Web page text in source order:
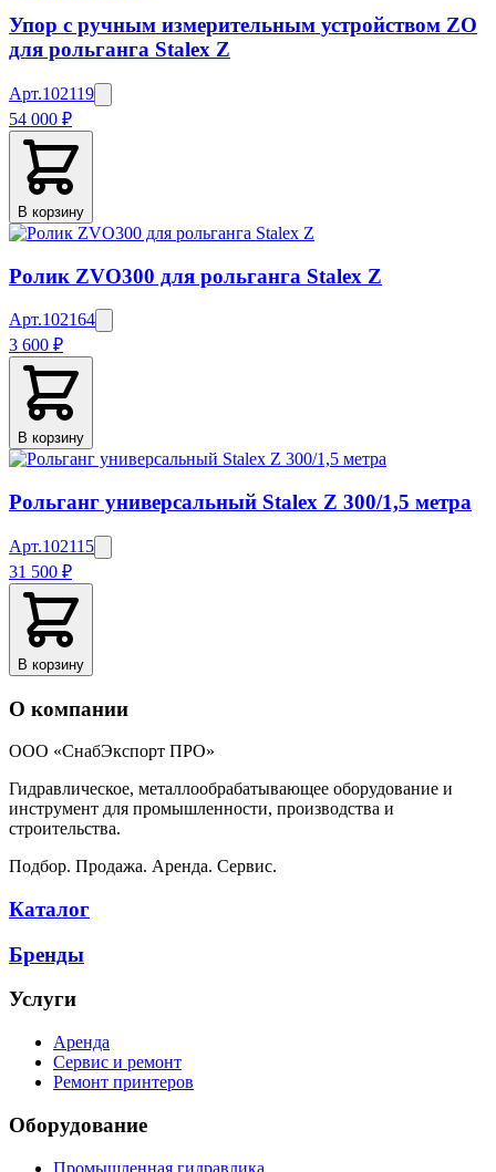
Упор с ручным измерительным устройством ZO
для рольганга Stalex Z
Арт.102119
54 000 ₽
В корзину
Ролик ZVO300 для рольганга Stalex Z
Арт.102164
3 600 ₽
В корзину
Рольганг универсальный Stalex Z 300/1,5 метра
Арт.102115
31 500 ₽
В корзину
О компании
ООО «СнабЭкспорт ПРО»
Гидравлическое, металлообрабатывающее оборудование и
инструмент для промышленности, производства и
строительства.
Подбор. Продажа. Аренда. Сервис.
Каталог
Бренды
Услуги
Аренда
Сервис и ремонт
Ремонт принтеров
Оборудование
Промышленная гидравлика